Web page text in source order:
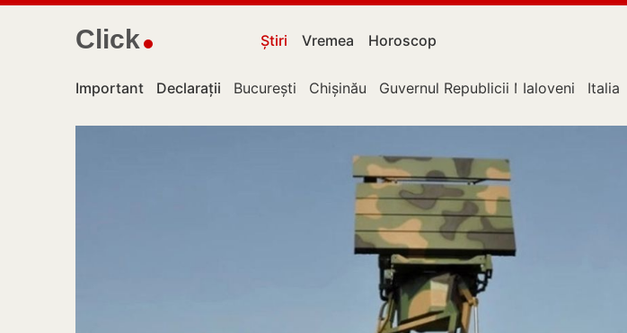
Click Știri Vremea Horoscop
Important Declarații București Chișinău Guvernul Republicii Moldova
Ialoveni Italia